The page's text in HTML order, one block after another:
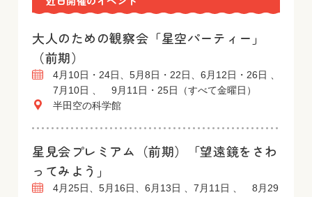
大人のための観察会「星空パーティー」
（前期）
4月10日・24日、5月8日・22日、6月12日・26日 、
7月10日 、 9月11日・25日（すべて金曜日）
半田空の科学館
星見会プレミアム（前期）「望遠鏡をさわ
ってみよう」
4月25日、5月16日、6月13日 、7月11日 、 8月29